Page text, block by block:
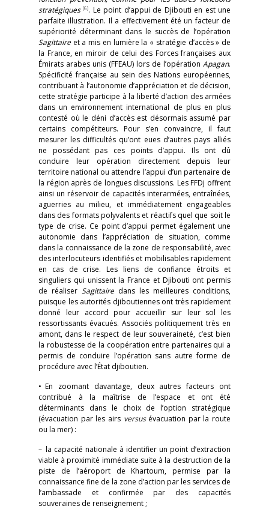
stratégiques (6). Le point d’appui de Djibouti en est une
parfaite illustration. Il a effectivement été un facteur de
supériorité déterminant dans le succès de l’opération
Sagittaireet a mis en lumière la « stratégie d’accès » de
la France, en miroir de celui des Forces françaises aux
Émirats arabes unis (FFEAU) lors de l’opération Apagan.
Spécificité française au sein des Nations européennes,
contribuant à l’autonomie d’appréciation et de décision,
cette stratégie participe à la liberté d’action des armées
dans un environnement international de plus en plus
contesté où le déni d’accès est désormais assumé par
certains compétiteurs. Pour s’en convaincre, il faut
mesurer les difficultés qu’ont eues d’autres pays alliés
ne possédant pas ces points d’appui. Ils ont dû
conduire leur opération directement depuis leur
territoire national ou attendre l’appui d’un partenaire de
la région après de longues discussions. Les FFDj offrent
ainsi un réservoir de capacités interarmées, entraînées,
aguerries au milieu, et immédiatement engageables
dans des formats polyvalents et réactifs quel que soit le
type de crise. Ce point d’appui permet également une
autonomie dans l’appréciation de situation, comme
dans la connaissance de la zone de responsabilité, avec
des interlocuteurs identifiés et mobilisables rapidement
en cas de crise. Les liens de confiance étroits et
singuliers qui unissent la France et Djibouti ont permis
de réaliser Sagittairedans les meilleures conditions,
puisque les autorités djiboutiennes ont très rapidement
donné leur accord pour accueillir sur leur sol les
ressortissants évacués. Associés politiquement très en
amont, dans le respect de leur souveraineté, c’est bien
la robustesse de la coopération entre partenaires qui a
permis de conduire l’opération sans autre forme de
procédure avec l’État djiboutien.
• En zoomant davantage, deux autres facteurs ont
contribué à la maîtrise de l’espace et ont été
déterminants dans le choix de l’option stratégique
(évacuation par les airs versusévacuation par la route
ou la mer) :
– la capacité nationale à identifier un point d’extraction
viable à proximité immédiate suite à la destruction de la
piste de l’aéroport de Khartoum, permise par la
connaissance fine de la zone d’action par les services de
l’ambassade et confirmée par des capacités
souveraines de renseignement ;